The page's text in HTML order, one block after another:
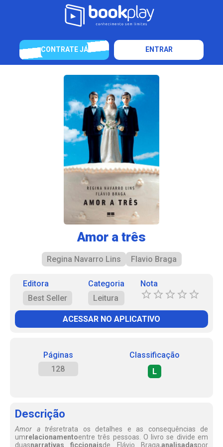
CONTRATE JÁ ENTRAR
Amor a três
Regina Navarro Lins Flavio Braga
Editora
Best Seller
Categoria
Leitura
Nota
ACESSAR NO APLICATIVO
Páginas
128
Classificação
L
Descrição
Amor a trêsretrata os detalhes e as consequências de
umrelacionamentoentre três pessoas. O livro se divide em
duasnarrativas ficcionaisde Flávio Braga,analisadaspor